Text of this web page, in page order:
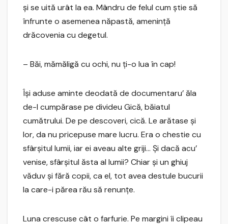
şi se uită urât la ea. Mândru de felul cum ştie să
înfrunte o asemenea năpastă, ameninţă
drăcovenia cu degetul.
– Băi, mămăligă cu ochi, nu ţi-o lua în cap!
Îşi aduse aminte deodată de documentaru’ ăla
de-l cumpărase pe divideu Gică, băiatul
cumătrului. De pe descoveri, cică. Le arătase şi
lor, da nu pricepuse mare lucru. Era o chestie cu
sfârşitul lumii, iar ei aveau alte griji… Şi dacă acu’
venise, sfârşitul ăsta al lumii? Chiar şi un ghiuj
văduv şi fără copii, ca el, tot avea destule bucurii
la care-i părea rău să renunţe.
Luna crescuse cât o farfurie. Pe margini îi clipeau